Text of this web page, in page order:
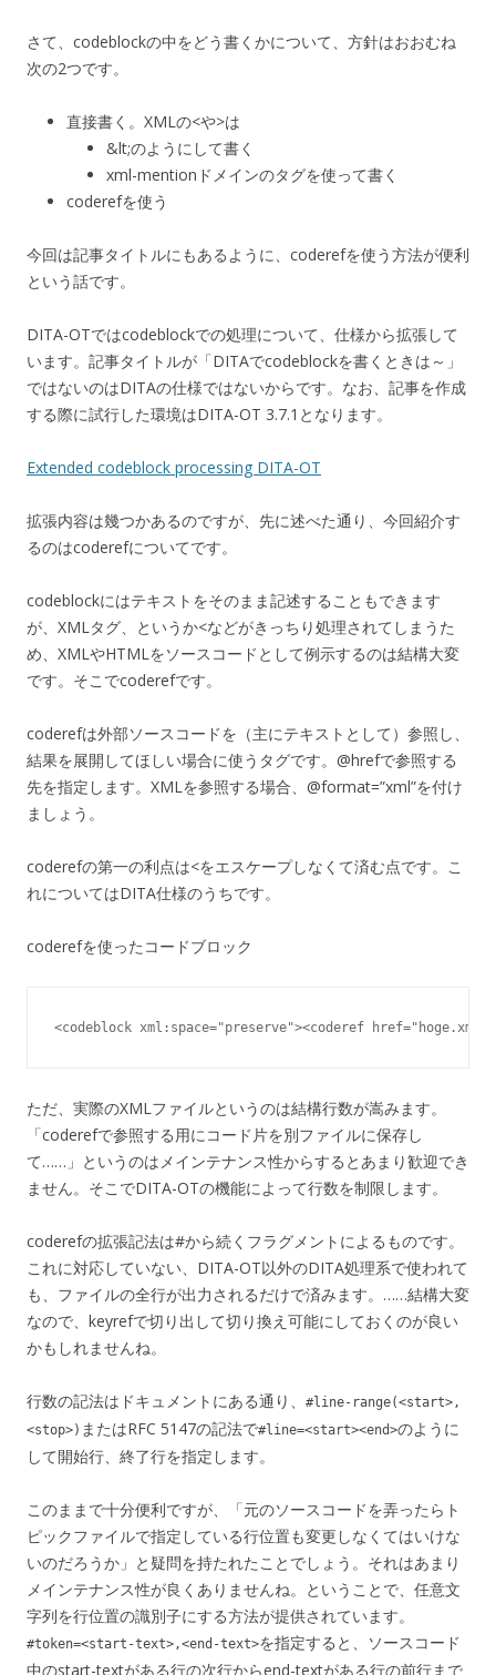
さて、codeblockの中をどう書くかについて、方針はおおむね
次の2つです。
直接書く。XMLの<や>は
&lt;のようにして書く
xml-mentionドメインのタグを使って書く
coderefを使う
今回は記事タイトルにもあるように、coderefを使う方法が便利
という話です。
DITA-OTではcodeblockでの処理について、仕様から拡張して
います。記事タイトルが「DITAでcodeblockを書くときは～」
ではないのはDITAの仕様ではないからです。なお、記事を作成
する際に試行した環境はDITA-OT 3.7.1となります。
Extended codeblock processing DITA-OT
拡張内容は幾つかあるのですが、先に述べた通り、今回紹介す
るのはcoderefについてです。
codeblockにはテキストをそのまま記述することもできます
が、XMLタグ、というか<などがきっちり処理されてしまうた
め、XMLやHTMLをソースコードとして例示するのは結構大変
です。そこでcoderefです。
coderefは外部ソースコードを（主にテキストとして）参照し、
結果を展開してほしい場合に使うタグです。@hrefで参照する
先を指定します。XMLを参照する場合、@format=”xml”を付け
ましょう。
coderefの第一の利点は<をエスケープしなくて済む点です。こ
れについてはDITA仕様のうちです。
coderefを使ったコードブロック
<codeblock xml:space="preserve"><coderef href="hoge.xml"
ただ、実際のXMLファイルというのは結構行数が嵩みます。
「coderefで参照する用にコード片を別ファイルに保存し
て……」というのはメインテナンス性からするとあまり歓迎でき
ません。そこでDITA-OTの機能によって行数を制限します。
coderefの拡張記法は#から続くフラグメントによるものです。
これに対応していない、DITA-OT以外のDITA処理系で使われて
も、ファイルの全行が出力されるだけで済みます。……結構大変
なので、keyrefで切り出して切り換え可能にしておくのが良い
かもしれませんね。
行数の記法はドキュメントにある通り、
#line-range(<start>,
<stop>) またはRFC 5147の記法で#line=<start><end>のように
して開始行、終了行を指定します。
このままで十分便利ですが、「元のソースコードを弄ったらト
ピックファイルで指定している行位置も変更しなくてはいけな
いのだろうか」と疑問を持たれたことでしょう。それはあまり
メインテナンス性が良くありませんね。ということで、任意文
字列を行位置の識別子にする方法が提供されています。
#token=<start-text>,<end-text>を指定すると、ソースコード
中のstart-textがある行の次行からend-textがある行の前行まで